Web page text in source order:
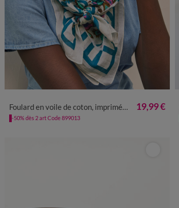
Foulard en voile de coton, imprimé fleurs 19,99 €
-50% dès 2 art Code 899013